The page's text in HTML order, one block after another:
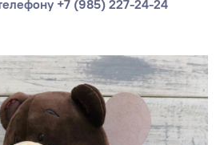
+7 (985) 227-24-24